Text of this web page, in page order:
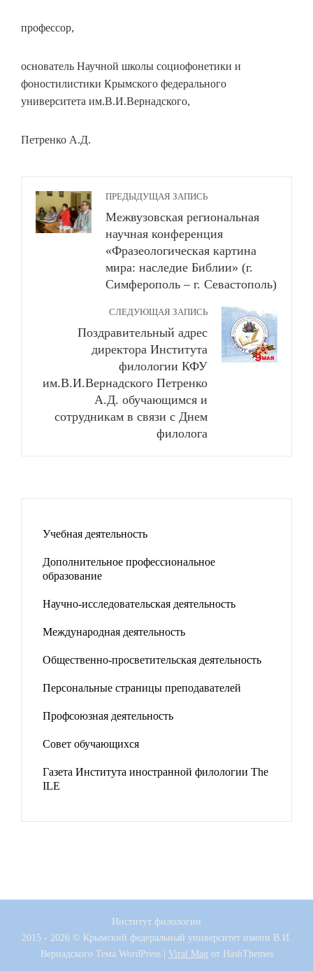
профессор,
основатель Научной школы социофонетики и
фоностилистики Крымского федерального
университета им.В.И.Вернадского,
Петренко А.Д.
ПРЕДЫДУЩАЯ ЗАПИСЬ
Межвузовская региональная
научная конференция
«Фразеологическая картина
мира: наследие Библии» (г.
Симферополь – г. Севастополь)
СЛЕДУЮЩАЯ ЗАПИСЬ
Поздравительный адрес
директора Института
филологии КФУ
им.В.И.Вернадского Петренко
А.Д. обучающимся и
сотрудникам в связи с Днем
филолога
Учебная деятельность
Дополнительное профессиональное
образование
Научно-исследовательская деятельность
Международная деятельность
Общественно-просветительская деятельность
Персональные страницы преподавателей
Профсоюзная деятельность
Совет обучающихся
Газета Института иностранной филологии The
ILE
Институт филологии
2015 - 2026 © Крымский федеральный университет имени В.И.
ВернадскогоТема WordPress | Viral Mag от HashThemes